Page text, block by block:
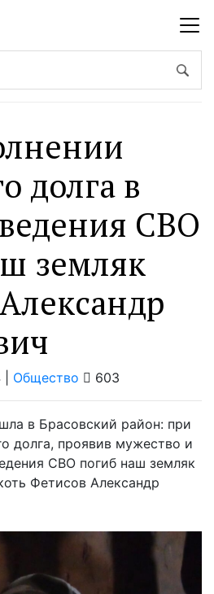
долга в
СВО
земляк
Общество 603
в Брасовский район: при
долга, проявив мужество и
СВО погиб наш земляк
Фетисов Александр